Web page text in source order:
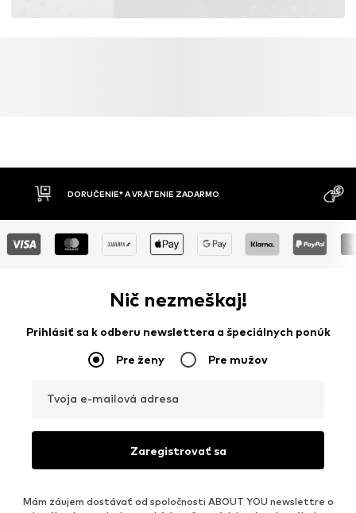
DORUČENIE* A VRÁTENIE ZADARMO
Nič nezmeškaj!
Prihlásiť sa k odberu newslettera a špeciálnych ponúk
Pre ženy Pre mužov
Tvoja e-mailová adresa
Zaregistrovať sa
Mám záujem dostávať od spoločnosti ABOUT YOU newslettre o